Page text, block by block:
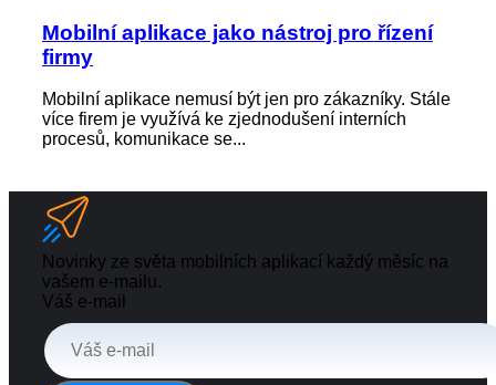
Mobilní aplikace jako nástroj pro řízení
firmy
Mobilní aplikace nemusí být jen pro zákazníky. Stále
více firem je využívá ke zjednodušení interních
procesů, komunikace se...
Novinky ze světa mobilních aplikací každý měsíc na
vašem e-mailu.
Váš e-mail